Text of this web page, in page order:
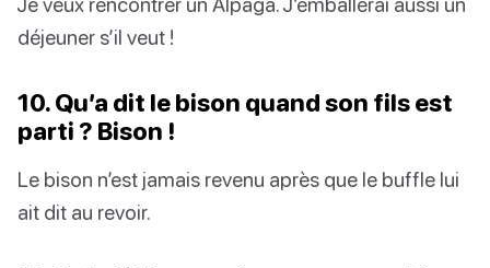
déjeuner s’il veut !
10. Qu’a dit le bison quand son fils est
parti ? Bison !
Le bison n’est jamais revenu après que le buffle lui
ait dit au revoir.